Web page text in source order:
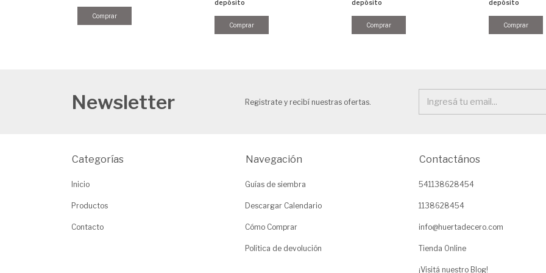
depósito
depósito
depósito
Newsletter Registrate y recibí nuestras ofertas.
Categorías
Inicio
Productos
Contacto
Navegación
Guías de siembra
Descargar Calendario
Cómo Comprar
Política de devolución
Contactános
541138628454
1138628454
info@huertadecero.com
Tienda Online
¡Visitá nuestro Blog!